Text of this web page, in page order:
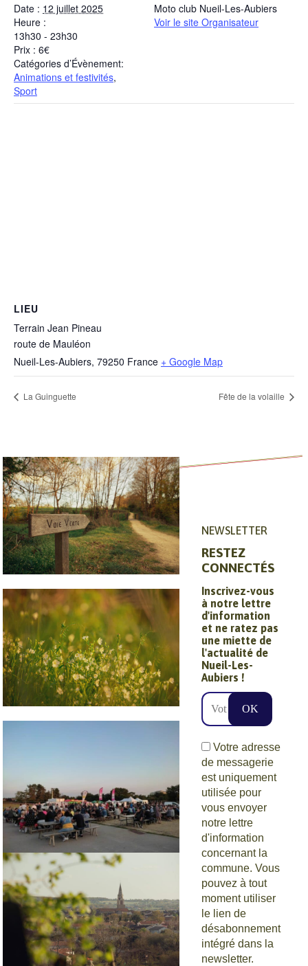
Date : 12 juillet 2025
Heure :
13h30 - 23h30
Prix : 6€
Catégories d’Évènement:
Animations et festivités,
Sport
Moto club Nueil-Les-Aubiers
Voir le site Organisateur
LIEU
Terrain Jean Pineau
route de Mauléon
Nueil-Les-Aubiers, 79250 France + Google Map
La Guinguette Fête de la volaille
Circuits et
randonnées
Ville nature
Estivales de
Scie
NEWSLETTER
RESTEZ
CONNECTÉS
Inscrivez-vous
à notre lettre
d'information
et ne ratez pas
une miette de
l'actualité de
Nueil-Les-
Aubiers !
Votre adresse
de messagerie
est uniquement
utilisée pour
vous envoyer
notre lettre
d'information
concernant la
commune. Vous
pouvez à tout
moment utiliser
le lien de
désabonnement
intégré dans la
newsletter.